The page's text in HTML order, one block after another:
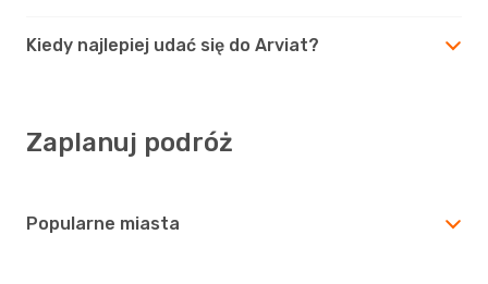
Kiedy najlepiej udać się do Arviat?
Zaplanuj podróż
Popularne miasta